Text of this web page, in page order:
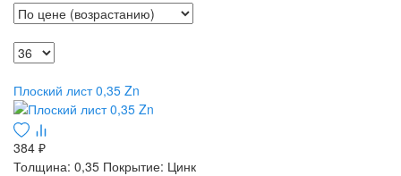
Плоский лист 0,35 Zn
384 ₽
Толщина: 0,35 Покрытие: Цинк